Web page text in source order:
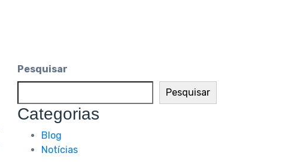
Pesquisar
Pesquisar
Categorias
Blog
Notícias